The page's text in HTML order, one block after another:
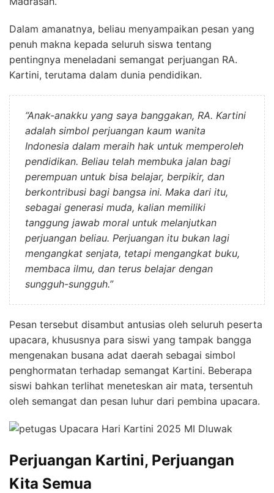
Dalam amanatnya, beliau menyampaikan pesan yang
penuh makna kepada seluruh siswa tentang
pentingnya meneladani semangat perjuangan RA.
Kartini, terutama dalam dunia pendidikan.
“Anak-anakku yang saya banggakan, RA. Kartini
adalah simbol perjuangan kaum wanita
Indonesia dalam meraih hak untuk memperoleh
pendidikan. Beliau telah membuka jalan bagi
perempuan untuk bisa belajar, berpikir, dan
berkontribusi bagi bangsa ini. Maka dari itu,
sebagai generasi muda, kalian memiliki
tanggung jawab moral untuk melanjutkan
perjuangan beliau. Perjuangan itu bukan lagi
mengangkat senjata, tetapi mengangkat buku,
membaca ilmu, dan terus belajar dengan
sungguh-sungguh.”
Pesan tersebut disambut antusias oleh seluruh peserta
upacara, khususnya para siswi yang tampak bangga
mengenakan busana adat daerah sebagai simbol
penghormatan terhadap semangat Kartini. Beberapa
siswi bahkan terlihat meneteskan air mata, tersentuh
oleh semangat dan pesan luhur dari pembina upacara.
Perjuangan Kartini, Perjuangan
Kita Semua